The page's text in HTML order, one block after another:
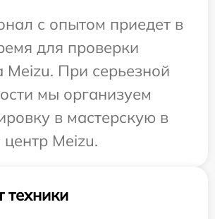
с опытом приедет в
для проверки
Meizu. При серьезной
мы организуем
в мастерскую в
Meizu.
техники